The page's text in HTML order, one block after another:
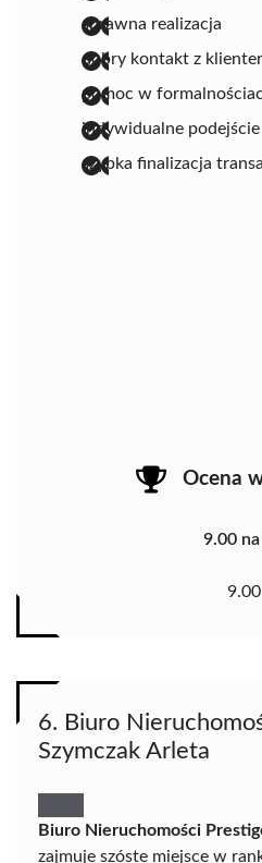
sprawna realizacja
dobry kontakt z
pomoc w
indywidualne podejście
szybka finalizacja
Ocena
9.00
9.00
6. Biuro
Szymczak Arleta
Biuro Nieruchomości
zajmuje szóste miejsce w